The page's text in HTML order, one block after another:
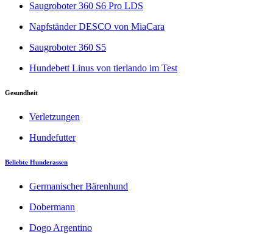
Saugroboter 360 S6 Pro LDS
Napfständer DESCO von MiaCara
Saugroboter 360 S5
Hundebett Linus von tierlando im Test
Gesundheit
Verletzungen
Hundefutter
Beliebte Hunderassen
Germanischer Bärenhund
Dobermann
Dogo Argentino